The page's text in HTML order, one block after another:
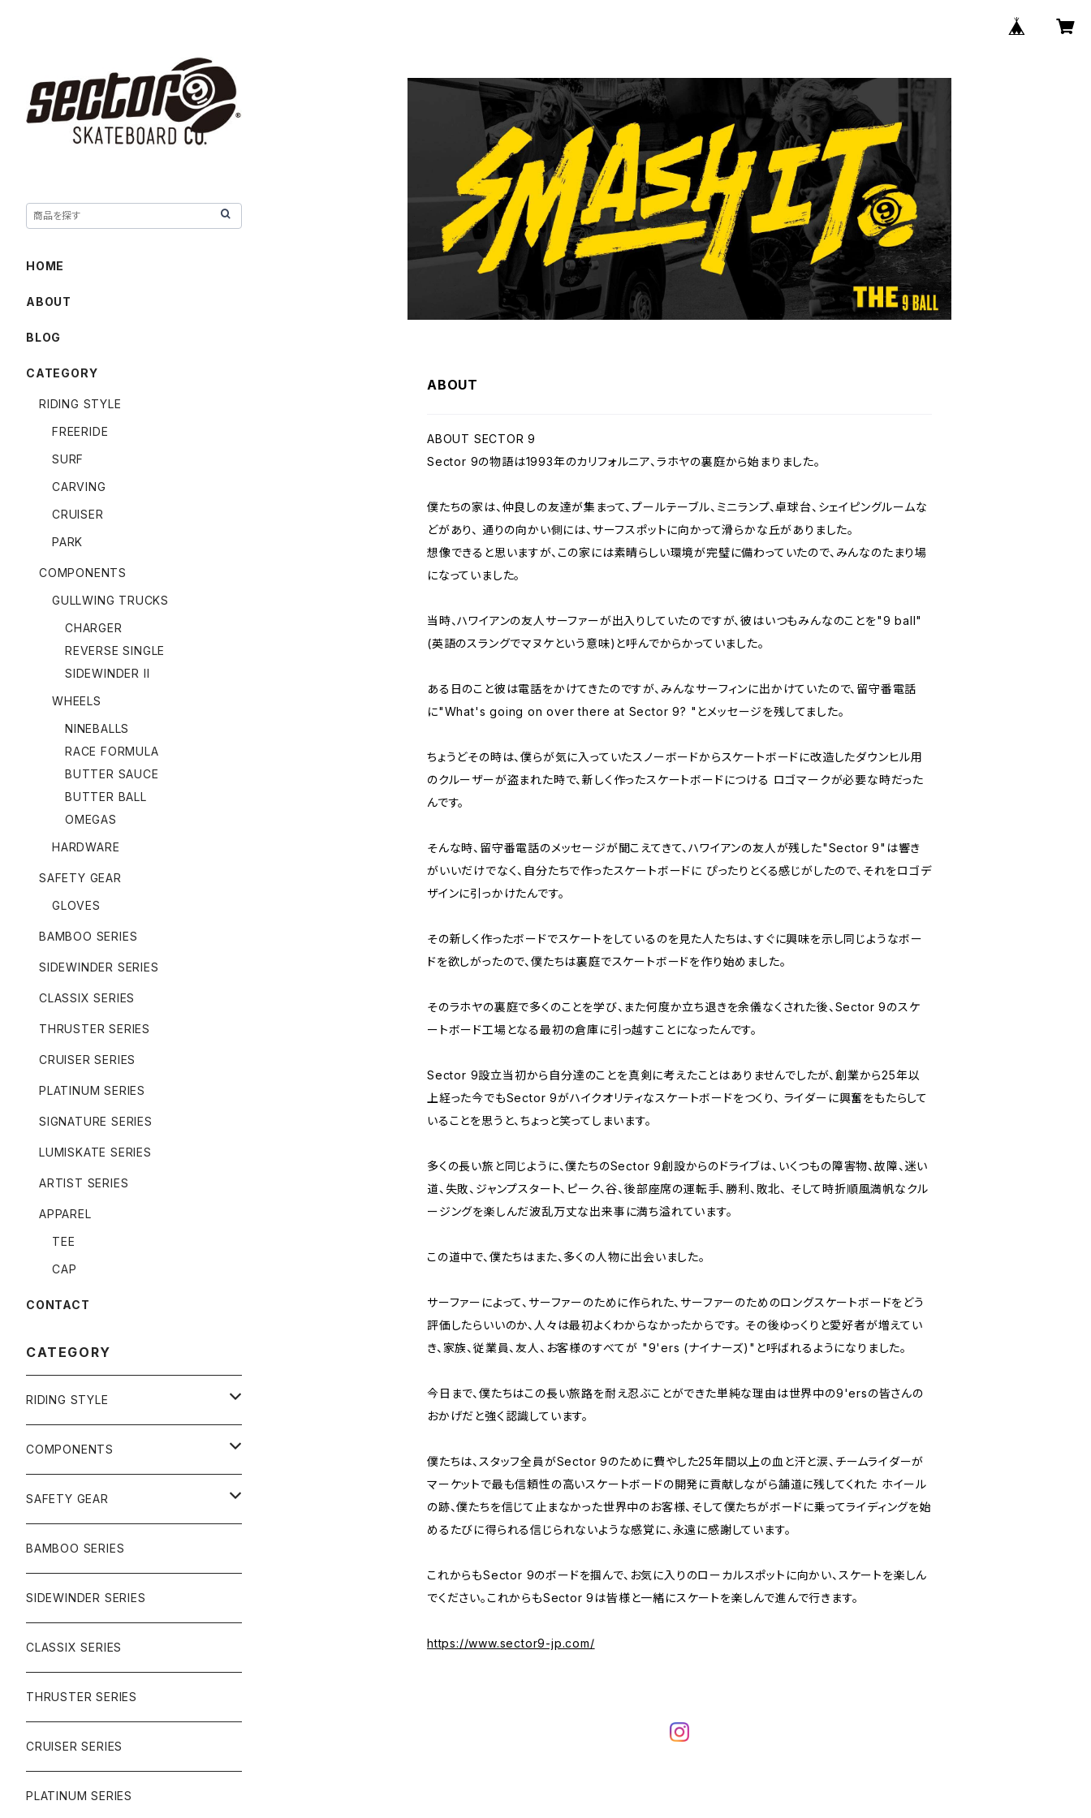
ABOUT
ABOUT SECTOR 9
Sector 9の物語は1993年のカリフォルニア、ラホヤの裏庭から始まりました。
僕たちの家は、仲良しの友達が集まって、プールテーブル、ミニランプ、卓球台、シェイピングルームな
どがあり、 通りの向かい側には、サーフスポットに向かって滑らかな丘がありました。
想像できると思いますが、この家には素晴らしい環境が完璧に備わっていたので、みんなのたまり場
になっていました。
当時、ハワイアンの友人サーファーが出入りしていたのですが、彼はいつもみんなのことを"9 ball"
(英語のスラングでマヌケという意味)と呼んでからかっていました。
ある日のこと彼は電話をかけてきたのですが、みんなサーフィンに出かけていたので、留守番電話
に"What's going on over there at Sector 9? "とメッセージを残してました。
ちょうどその時は、僕らが気に入っていたスノーボードからスケートボードに改造したダウンヒル用
のクルーザーが盗まれた時で、新しく作ったスケートボードにつける ロゴマークが必要な時だった
んです。
そんな時、留守番電話のメッセージが聞こえてきて、ハワイアンの友人が残した"Sector 9"は響き
がいいだけでなく、自分たちで作ったスケートボードに ぴったりとくる感じがしたので、それをロゴデ
ザインに引っかけたんです。
その新しく作ったボードでスケートをしているのを見た人たちは、すぐに興味を示し同じようなボー
ドを欲しがったので、僕たちは裏庭でスケートボードを作り始めました。
そのラホヤの裏庭で多くのことを学び、また何度か立ち退きを余儀なくされた後、Sector 9のスケ
ートボード工場となる最初の倉庫に引っ越すことになったんです。
Sector 9設立当初から自分達のことを真剣に考えたことはありませんでしたが、創業から25年以
上経った今でもSector 9がハイクオリティなスケートボードをつくり、 ライダーに興奮をもたらして
いることを思うと、ちょっと笑ってしまいます。
多くの長い旅と同じように、僕たちのSector 9創設からのドライブは、いくつもの障害物、故障、迷い
道、失敗、ジャンプスタート、ピーク、谷、後部座席の運転手、勝利、敗北、 そして時折順風満帆なクル
ージングを楽しんだ波乱万丈な出来事に満ち溢れています。
この道中で、僕たちはまた、多くの人物に出会いました。
サーファーによって、サーファーのために作られた、サーファーのためのロングスケートボードをどう
評価したらいいのか、人々は最初よくわからなかったからです。 その後ゆっくりと愛好者が増えてい
き、家族、従業員、友人、お客様のすべてが "9'ers (ナイナーズ)"と呼ばれるようになりました。
今日まで、僕たちはこの長い旅路を耐え忍ぶことができた単純な理由は世界中の9'ersの皆さんの
おかげだと強く認識しています。
僕たちは、スタッフ全員がSector 9のために費やした25年間以上の血と汗と涙、チームライダーが
マーケットで最も信頼性の高いスケートボードの開発に貢献しながら舗道に残してくれた ホイール
の跡、僕たちを信じて止まなかった世界中のお客様、そして僕たちがボードに乗ってライディングを始
めるたびに得られる信じられないような感覚に、永遠に感謝しています。
これからもSector 9のボードを掴んで、お気に入りのローカルスポットに向かい、スケートを楽しん
でください。これからもSector 9は皆様と一緒にスケートを楽しんで進んで行きます。
https://www.sector9-jp.com/
HOME
ABOUT
BLOG
CATEGORY
RIDING STYLE
FREERIDE
SURF
CARVING
CRUISER
PARK
COMPONENTS
GULLWING TRUCKS
CHARGER
REVERSE SINGLE
SIDEWINDER II
WHEELS
NINEBALLS
RACE FORMULA
BUTTER SAUCE
BUTTER BALL
OMEGAS
HARDWARE
SAFETY GEAR
GLOVES
BAMBOO SERIES
SIDEWINDER SERIES
CLASSIX SERIES
THRUSTER SERIES
CRUISER SERIES
PLATINUM SERIES
SIGNATURE SERIES
LUMISKATE SERIES
ARTIST SERIES
APPAREL
TEE
CAP
CONTACT
CATEGORY
RIDING STYLE
FREERIDE
SURF
CARVING
CRUISER
PARK
COMPONENTS
GULLWING TRUCKS
CHARGER
REVERSE SINGLE
WHEELS
NINEBALLS
RACE FORMULA
HARDWARE
SAFETY GEAR
GLOVES
BAMBOO SERIES
SIDEWINDER SERIES
CLASSIX SERIES
THRUSTER SERIES
CRUISER SERIES
PLATINUM SERIES